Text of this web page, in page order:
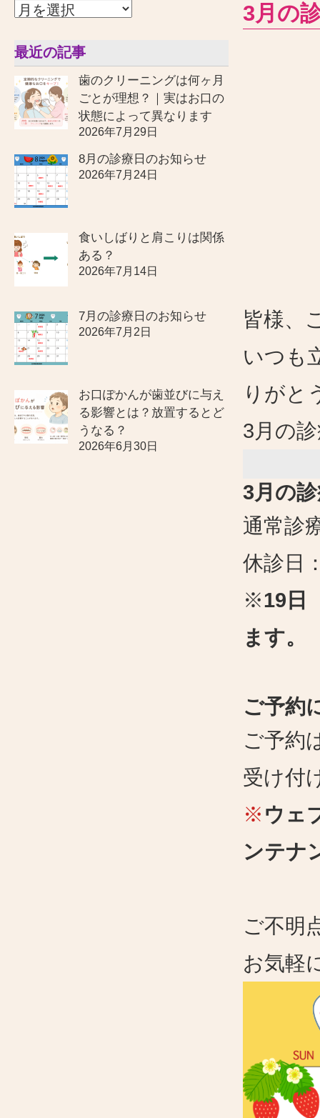
最近の記事
歯のクリーニングは何ヶ月
ごとが理想？｜実はお口の
状態によって異なります
2026年7月29日
8月の診療日のお知らせ
2026年7月24日
食いしばりと肩こりは関係
ある？
2026年7月14日
7月の診療日のお知らせ
2026年7月2日
お口ぽかんが歯並びに与え
る影響とは？放置するとど
うなる？
2026年6月30日
3月の
皆様、
いつも
りがと
3月の
3月の
通常診
休診日
※19 日
ます。
ご予約
ご予約
受け付
※ ウェ
ンテナ
ご不明
お気軽